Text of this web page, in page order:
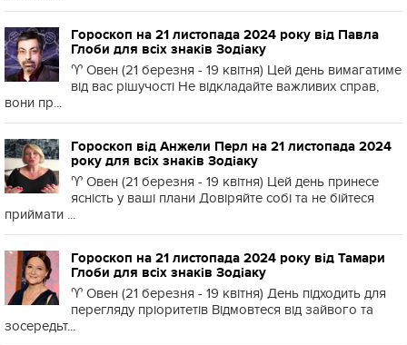
Гороскоп на 21 листопада 2024 року від Павла
Глоби для всіх знаків Зодіаку
♈️ Овен (21 березня - 19 квітня) Цей день вимагатиме
від вас рішучості Не відкладайте важливих справ,
вони пр...
Гороскоп від Анжели Перл на 21 листопада 2024
року для всіх знаків Зодіаку
♈️ Овен (21 березня - 19 квітня) Цей день принесе
ясність у ваші плани Довіряйте собі та не бійтеся
приймати ...
Гороскоп на 21 листопада 2024 року від Тамари
Глоби для всіх знаків Зодіаку
♈️ Овен (21 березня - 19 квітня) День підходить для
перегляду пріоритетів Відмовтеся від зайвого та
зосередьт...